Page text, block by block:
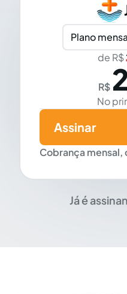
Plano
de R$
R$
No
Cobrança
Assinar
Já é